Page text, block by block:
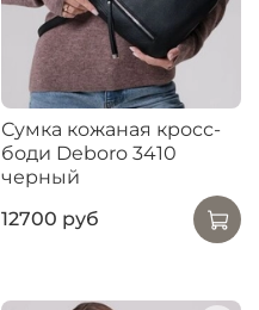
Сумка кожаная кросс-
боди Deboro 3410
черный
12700 руб